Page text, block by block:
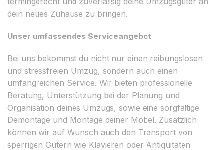
dein neues Zuhause zu bringen.
Unser umfassendes Serviceangebot
Bei uns bekommst du nicht nur einen reibungslosen
und stressfreien Umzug, sondern auch einen
umfangreichen Service. Wir bieten professionelle
Beratung, Unterstützung bei der Planung und
Organisation deines Umzugs, sowie eine sorgfältige
Demontage und Montage deiner Möbel. Zusätzlich
können wir auf Wunsch auch den Transport von
sperrigen Gütern wie Klavieren oder Antiquitäten